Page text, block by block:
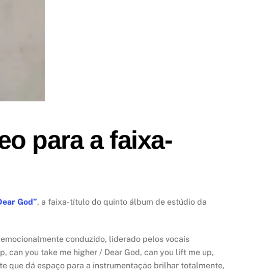
para a faixa-
God”, a faixa-título do quinto álbum de estúdio da
conduzido, liderado pelos vocais
can you take me higher / Dear God, can you lift me up,
que dá espaço para a instrumentação brilhar totalmente,